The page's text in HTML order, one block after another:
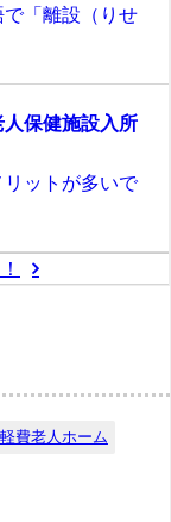
「離設（りせ
保健施設入所
ットが多いで
軽費老人ホーム